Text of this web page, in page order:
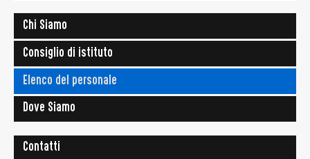
Chi Siamo
Consiglio di istituto
Elenco del personale
Dove Siamo
Contatti